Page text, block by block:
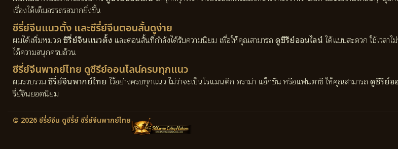
เรื่องได้เต็มอรรถรสมากยิ่งขึ้น
ซีรี่ย์จีนแนวตั้ง และซีรี่ย์จีนตอนสั้นดูง่าย
ผมได้เพิ่มหมวดซีรี่ย์จีนแนวตั้ง และตอนสั้นที่กำลังได้รับความนิยม เพื่อให้คุณสามารถดูซีรีย์ออนไลน์ได้แบบสะดวก ใช้เวลา
ได้ความสนุกครบถ้วน
ซีรี่ย์จีนพากย์ไทย ดูซีรีย์ออนไลน์ครบทุกแนว
ผมรวบรวมซีรี่ย์จีนพากย์ไทยไว้อย่างครบทุกแนว ไม่ว่าจะเป็นโรแมนติก ดราม่า แอ็กชัน หรือแฟนตาซี ให้คุณสามารถดูซีรีย์อ
รี่ย์จีนยอดนิยม
© 2026 ซีรี่ย์จีน ดูซีรี่ย์ ซีรี่ย์จีนพากย์ไทย